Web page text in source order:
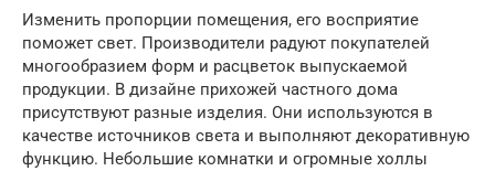
Изменить пропорции помещения, его восприятие
поможет свет. Производители радуют покупателей
многообразием форм и расцветок выпускаемой
продукции. В дизайне прихожей частного дома
присутствуют разные изделия. Они используются в
качестве источников света и выполняют декоративную
функцию. Небольшие комнатки и огромные холлы